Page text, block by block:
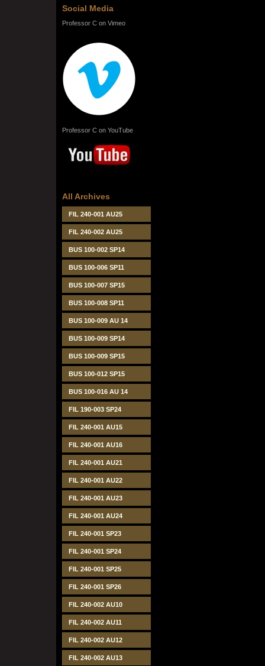
Social Media
Professor C on Vimeo
Professor C on YouTube
All Archives
FIL 240-001 AU25
FIL 240-002 AU25
BUS 100-002 SP14
BUS 100-006 SP11
BUS 100-007 SP15
BUS 100-008 SP11
BUS 100-009 AU 14
BUS 100-009 SP14
BUS 100-009 SP15
BUS 100-012 SP15
BUS 100-016 AU 14
FIL 190-003 SP24
FIL 240-001 AU15
FIL 240-001 AU16
FIL 240-001 AU21
FIL 240-001 AU22
FIL 240-001 AU23
FIL 240-001 AU24
FIL 240-001 SP23
FIL 240-001 SP24
FIL 240-001 SP25
FIL 240-001 SP26
FIL 240-002 AU10
FIL 240-002 AU11
FIL 240-002 AU12
FIL 240-002 AU13